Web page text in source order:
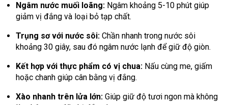
Ngâm nước muối loãng:Ngâm khoảng 5-10 phút giúp
giảm vị đắng và loại bỏ tạp chất.
Trụng sơ với nước sôi:Chần nhanh trong nước sôi
khoảng 30 giây, sau đó ngâm nước lạnh để giữ độ giòn.
Kết hợp với thực phẩm có vị chua:Nấu cùng me, giấm
hoặc chanh giúp cân bằng vị đắng.
Xào nhanh trên lửa lớn:Giúp giữ độ tươi ngon mà không